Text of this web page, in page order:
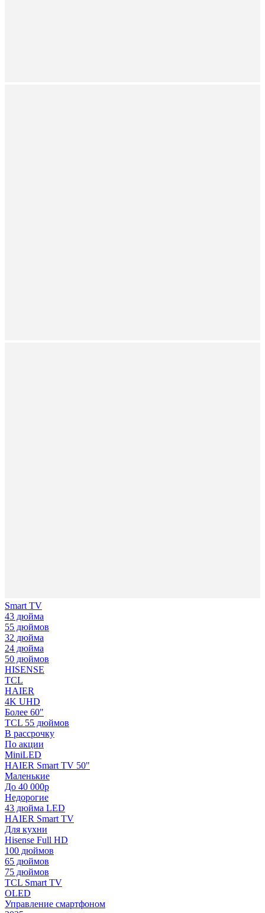
Smart TV
43 дюйма
55 дюймов
32 дюйма
24 дюйма
50 дюймов
HISENSE
TCL
HAIER
4K UHD
Более 60"
TCL 55 дюймов
В рассрочку
По акции
MiniLED
HAIER Smart TV 50"
Маленькие
До 40 000р
Недорогие
43 дюйма LED
HAIER Smart TV
Для кухни
Hisense Full HD
100 дюймов
65 дюймов
75 дюймов
TCL Smart TV
OLED
Управление смартфоном